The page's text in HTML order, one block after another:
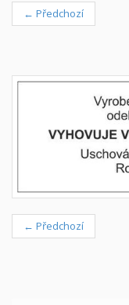
← Předchozí
← Předchozí